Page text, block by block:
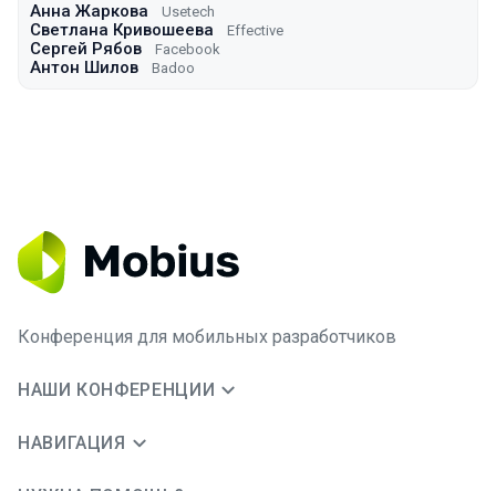
Анна Жаркова Usetech
Светлана Кривошеева Effective
Сергей Рябов Facebook
Антон Шилов Badoo
Конференция для мобильных разработчиков
НАШИ КОНФЕРЕНЦИИ
НАВИГАЦИЯ